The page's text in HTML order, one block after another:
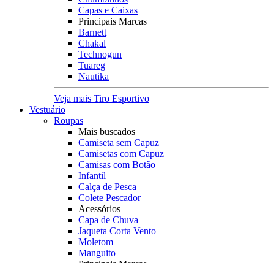
Capas e Caixas
Principais Marcas
Barnett
Chakal
Technogun
Tuareg
Nautika
Veja mais Tiro Esportivo
Vestuário
Roupas
Mais buscados
Camiseta sem Capuz
Camisetas com Capuz
Camisas com Botão
Infantil
Calça de Pesca
Colete Pescador
Acessórios
Capa de Chuva
Jaqueta Corta Vento
Moletom
Manguito